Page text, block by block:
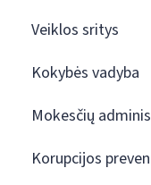
Veiklos sritys
Kokybės vadyba
Mokesčių
Korupcijos